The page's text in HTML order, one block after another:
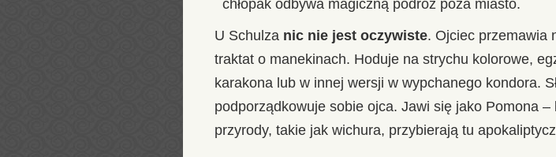
chłopak odbywa magiczną podróż poza miasto.
U Schulza nic nie jest oczywiste. Ojciec przemawia
traktat o manekinach. Hoduje na strychu kolorowe,
karakona lub w innej wersji w wypchanego kondora.
podporządkowuje sobie ojca. Jawi się jako Pomona
przyrody, takie jak wichura, przybierają tu